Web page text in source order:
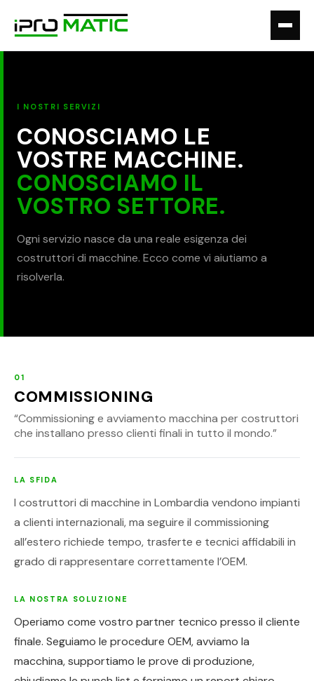
I NOSTRI SERVIZI
CONOSCIAMO LE
VOSTRE MACCHINE.
CONOSCIAMO IL
VOSTRO SETTORE.
Ogni servizio nasce da una reale esigenza dei
costruttori di macchine. Ecco come vi aiutiamo a
risolverla.
01
COMMISSIONING
“Commissioning e avviamento macchina per costruttori
che installano presso clienti finali in tutto il mondo.”
LA SFIDA
I costruttori di macchine in Lombardia vendono impianti
a clienti internazionali, ma seguire il commissioning
all’estero richiede tempo, trasferte e tecnici affidabili in
grado di rappresentare correttamente l’OEM.
LA NOSTRA SOLUZIONE
Operiamo come vostro partner tecnico presso il cliente
finale. Seguiamo le procedure OEM, avviamo la
macchina, supportiamo le prove di produzione,